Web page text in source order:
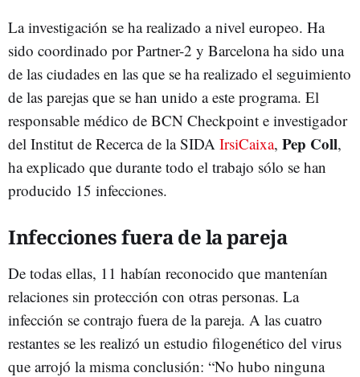
La investigación se ha realizado a nivel europeo. Ha
sido coordinado por Partner-2 y Barcelona ha sido una
de las ciudades en las que se ha realizado el seguimiento
de las parejas que se han unido a este programa. El
responsable médico de BCN Checkpoint e investigador
del Institut de Recerca de la SIDA IrsiCaixa, Pep Coll,
ha explicado que durante todo el trabajo sólo se han
producido 15 infecciones.
Infecciones fuera de la pareja
De todas ellas, 11 habían reconocido que mantenían
relaciones sin protección con otras personas. La
infección se contrajo fuera de la pareja. A las cuatro
restantes se les realizó un estudio filogenético del virus
que arrojó la misma conclusión: “No hubo ninguna